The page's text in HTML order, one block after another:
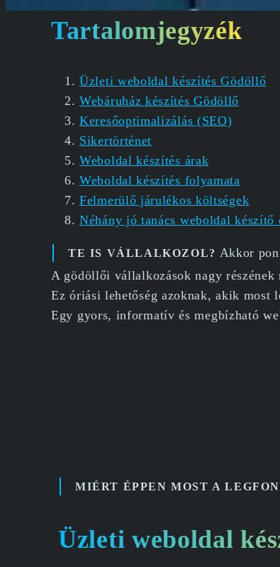
Tartalomjegyzék
Üzleti weboldal készítés Gödöllő
Webáruház készítés Gödöllő
Keresőoptimalizálás (SEO)
Sikertörténet
Weboldal készítés árak
Weboldal készítés folyamata
Felmerülő járulékos költségek
Néhány jó tanács weboldal készítő
TE IS VÁLLALKOZOL? Akkor
A gödöllői vállalkozások nagy
Ez óriási lehetőség azoknak, akik most
Egy gyors, informatív és megbízható
MIÉRT ÉPPEN MOST A
Üzleti weboldal